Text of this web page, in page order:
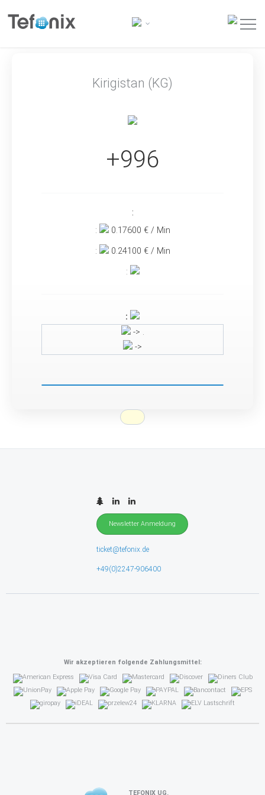
Kirigistan (KG)
+996
:
:
0.17600 € / Min
: 0.24100 € / Min
:
:
-> .
->
Newsletter Anmeldung
ticket@tefonix.de
+49(0)2247-906400
Wir akzeptieren folgende Zahlungsmittel:
TEFONIX UG.